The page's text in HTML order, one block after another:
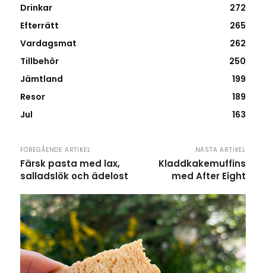
Drinkar
272
Efterrätt
265
Vardagsmat
262
Tillbehör
250
Jämtland
199
Resor
189
Jul
163
FÖREGÅENDE ARTIKEL
Färsk pasta med lax,
salladslök och ädelost
NÄSTA ARTIKEL
Kladdkakemuffins
med After Eight